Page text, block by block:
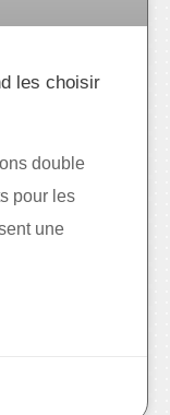
les choisir
double
pour les
une